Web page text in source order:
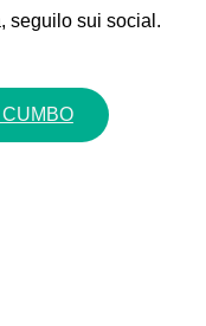
seguilo sui social.